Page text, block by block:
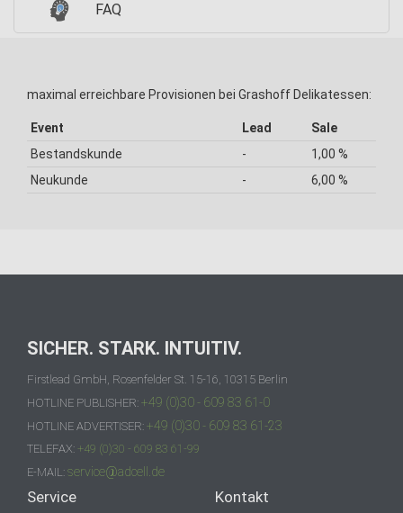
FAQ
maximal erreichbare Provisionen bei Grashoff Delikatessen:
Event Lead
Sale
Bestandskunde
-
1,00 %
Neukunde
- 6,00 %
SICHER. STARK. INTUITIV.
Firstlead GmbH, Rosenfelder St. 15-16, 10315 Berlin
HOTLINE PUBLISHER: +49 (0)30 - 609 83 61-0
HOTLINE ADVERTISER: +49 (0)30 - 609 83 61-23
TELEFAX: +49 (0)30 - 609 83 61-99
E-MAIL: service@adcell.de
Service Kontakt